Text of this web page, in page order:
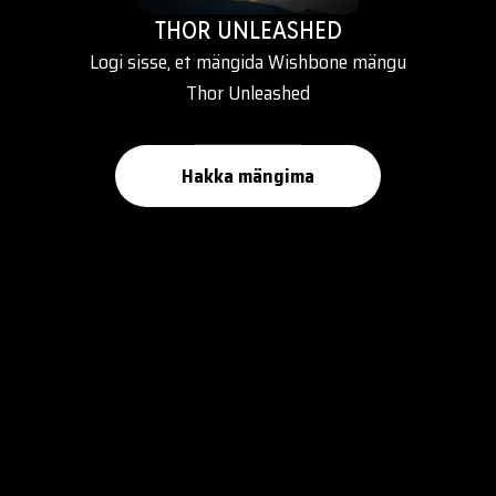
THOR UNLEASHED
Logi sisse, et mängida Wishbone mängu
Thor Unleashed
Hakka mängima